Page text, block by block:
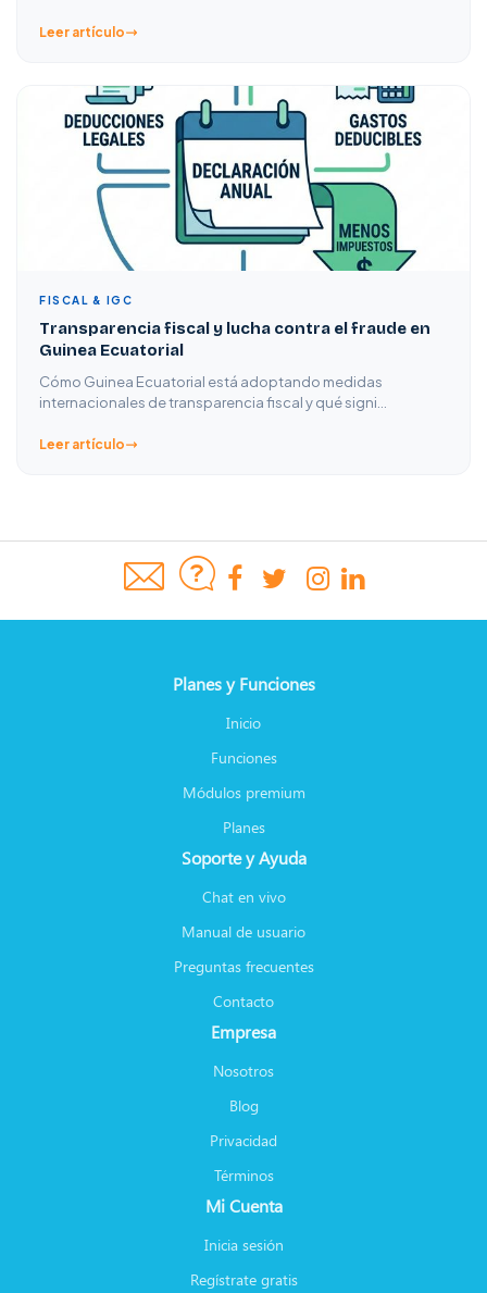
Leer artículo
FISCAL & IGC
Transparencia fiscal y lucha contra el fraude en
Guinea Ecuatorial
Cómo Guinea Ecuatorial está adoptando medidas
internacionales de transparencia fiscal y qué signi…
Leer artículo
Planes y Funciones
Inicio
Funciones
Módulos premium
Planes
Soporte y Ayuda
Chat en vivo
Manual de usuario
Preguntas frecuentes
Contacto
Empresa
Nosotros
Blog
Privacidad
Términos
Mi Cuenta
Inicia sesión
Regístrate gratis